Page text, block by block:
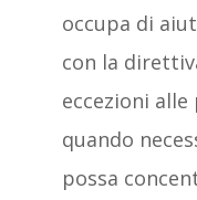
occupa di
con la
eccezioni alle
quando
possa